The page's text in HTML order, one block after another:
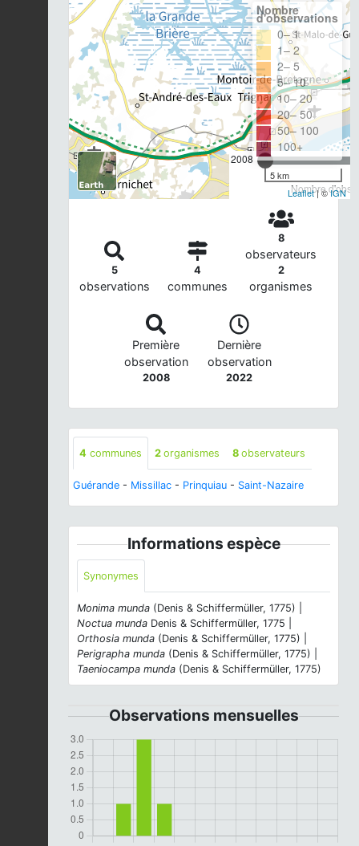
2008
Nombre
Nombre
d'observations
0– 1
1– 2
2– 5
5– 10
10– 20
20– 50
50– 100
100+
5 km
Leaflet| ©IGN
5
observations
4
communes
8
observateurs
2
organismes
Première
observation
2008
Dernière
observation
2022
4 communes 2 organismes 8 observateurs
Guérande - Missillac - Prinquiau - Saint-Nazaire
Informations espèce
Synonymes
Monima munda (Denis & Schiffermüller, 1775) |
Noctua munda Denis & Schiffermüller, 1775 |
Orthosia munda (Denis & Schiffermüller, 1775) |
Perigrapha munda (Denis & Schiffermüller, 1775) |
Taeniocampa munda (Denis & Schiffermüller, 1775)
Observations mensuelles